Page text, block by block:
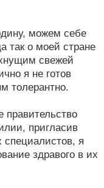
можем себе
так о моей стране
свежей
я не готов
толерантно.
правительство
пригласив
специалистов, я
здравого в их